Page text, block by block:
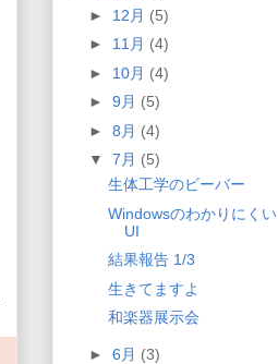
► 12月 (5)
► 11月 (4)
► 10月 (4)
► 9月 (5)
► 8月 (4)
▼ 7月 (5)
生体工学のビーバー
Windowsのわかりにくい
UI
結果報告 1/3
生きてますよ
和楽器展示会
► 6月 (3)